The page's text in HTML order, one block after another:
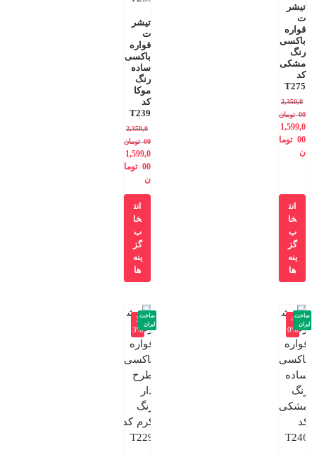
تیشر
ت
قواره
باکسی
رنگ
مشکی
کد
T275
2,350,0
00 تومان
1,599,0
00 توما
ن
انت
خا
ب
گز
ینه
ها
تیشر
ت
قواره
باکسی
ساده
رنگ
موکا
کد
T239
2,350,0
00 تومان
1,599,0
00 توما
ن
انت
خا
ب
گز
ینه
ها
-4
0%
ساخت
ایران
-3
3%
ساخت
ایران